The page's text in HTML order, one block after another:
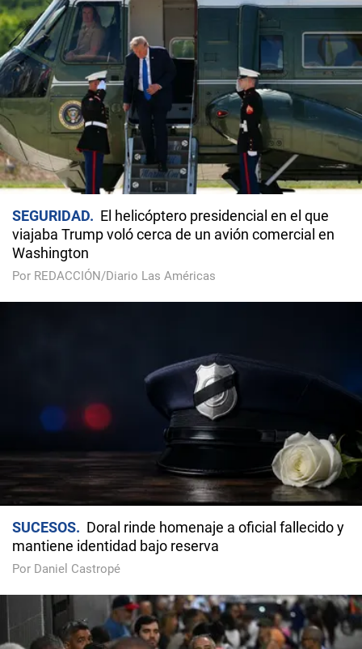
SEGURIDAD
El helicóptero presidencial en el que
viajaba Trump voló cerca de un avión comercial en
Washington
Por REDACCIÓN/Diario Las Américas
SUCESOS
Doral rinde homenaje a oficial fallecido y
mantiene identidad bajo reserva
Por Daniel Castropé